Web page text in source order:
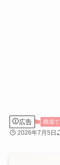
広告 職場
2026年7月5日